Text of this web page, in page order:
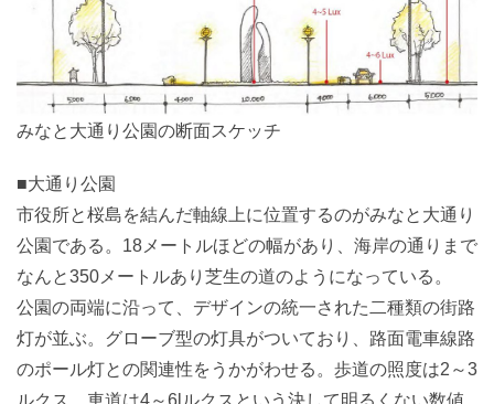
みなと大通り公園の断面スケッチ
■大通り公園
市役所と桜島を結んだ軸線上に位置するのがみなと大通り
公園である。18メートルほどの幅があり、海岸の通りまで
なんと350メートルあり芝生の道のようになっている。
公園の両端に沿って、デザインの統一された二種類の街路
灯が並ぶ。グローブ型の灯具がついており、路面電車線路
のポール灯との関連性をうかがわせる。歩道の照度は2～3
ルクス、車道は4～6lルクスという決して明るくない数値